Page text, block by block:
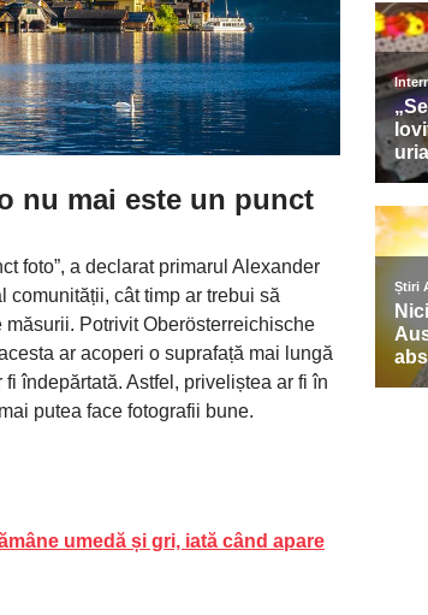
nu mai este un punct
foto”, a declarat primarul Alexander
comunității, cât timp ar trebui să
Potrivit Oberösterreichische
ar acoperi o suprafață mai lungă
îndepărtată. Astfel, priveliștea ar fi în
putea face fotografii bune.
umedă și gri, iată când apare